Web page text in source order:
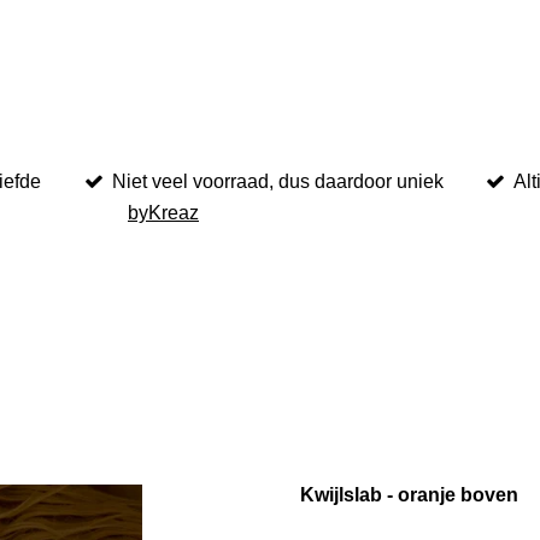
Niet veel voorraad, dus daardoor uniek
byKreaz
Kwijlslab - oranje boven